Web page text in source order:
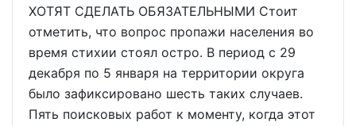
ХОТЯТ СДЕЛАТЬ ОБЯЗАТЕЛЬНЫМИ Стоит
отметить, что вопрос пропажи населения во
время стихии стоял остро. В период с 29
декабря по 5 января на территории округа
было зафиксировано шесть таких случаев.
Пять поисковых работ к моменту, когда этот